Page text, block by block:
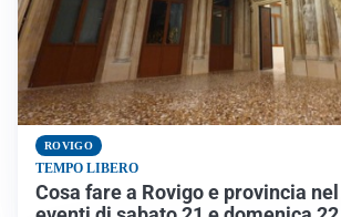
ROVIGO
TEMPO LIBERO
Cosa fare a Rovigo e provincia